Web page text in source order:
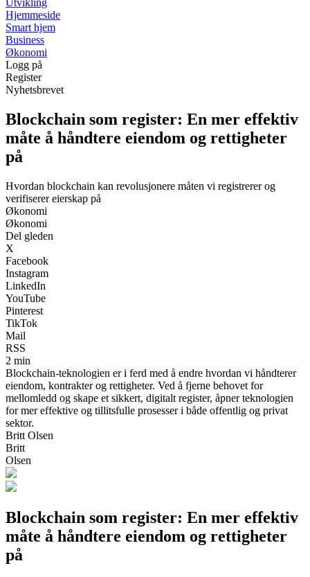
Utvikling
Hjemmeside
Smart hjem
Business
Økonomi
Logg på
Register
Nyhetsbrevet
Blockchain som register: En mer effektiv
måte å håndtere eiendom og rettigheter
på
Hvordan blockchain kan revolusjonere måten vi registrerer og
verifiserer eierskap på
Økonomi
Økonomi
Del gleden
X
Facebook
Instagram
LinkedIn
YouTube
Pinterest
TikTok
Mail
RSS
2 min
Blockchain-teknologien er i ferd med å endre hvordan vi håndterer
eiendom, kontrakter og rettigheter. Ved å fjerne behovet for
mellomledd og skape et sikkert, digitalt register, åpner teknologien
for mer effektive og tillitsfulle prosesser i både offentlig og privat
sektor.
Britt Olsen
Britt
Olsen
Blockchain som register: En mer effektiv
måte å håndtere eiendom og rettigheter
på